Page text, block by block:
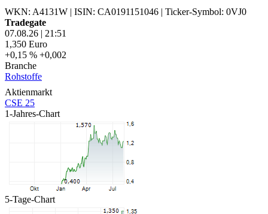
WKN: A4131W | ISIN: CA0191151046 | Ticker-Symbol: 0VJ0
Tradegate
07.08.26 | 21:51
1,350 Euro
+0,15 % +0,002
Branche
Rohstoffe
Aktienmarkt
CSE 25
1-Jahres-Chart
5-Tage-Chart